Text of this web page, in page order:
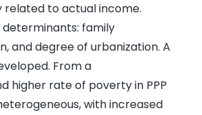
related to actual income.
family
and degree of urbanization. A
From a
higher rate of poverty in PPP
with increased